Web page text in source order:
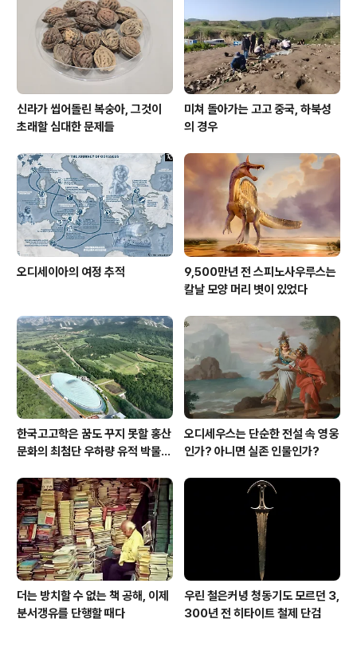
길다가 우연히 지인을 만나고 그 지인이 어린 자식을 데리
고 있으면 용돈이라도 줘서 보내야 한다는 그런 생각이 있
다. 이게 없어서 ..
신라가 씹어돌린 복숭아, 그것이
초래할 심대한 문제들
미쳐 돌아가는 고고 중국, 하북성
의 경우
오디세이아의 여정 추적
9,500만년 전 스피노사우루스는
칼날 모양 머리 볏이 있었다
한국고고학은 꿈도 꾸지 못할 홍산
문화의 최첨단 우하량 유적 박물관
오디세우스는 단순한 전설 속 영웅
인가? 아니면 실존 인물인가?
더는 방치할 수 없는 책 공해, 이제
분서갱유를 단행할 때다
우린 철은커녕 청동기도 모르던 3,
300년 전 히타이트 철제 단검